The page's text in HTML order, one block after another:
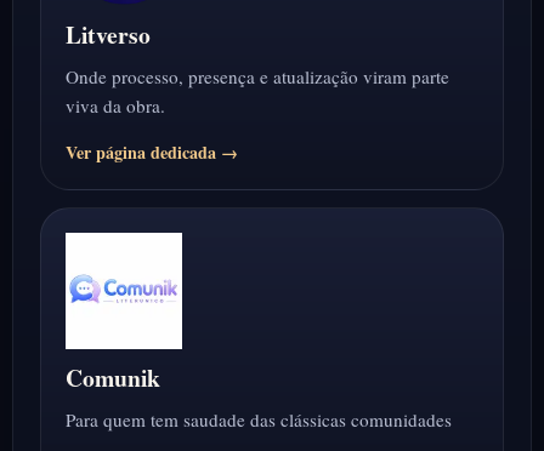
Litverso
Onde processo, presença e atualização viram parte
viva da obra.
Ver página dedicada →
Comunik
Para quem tem saudade das clássicas comunidades